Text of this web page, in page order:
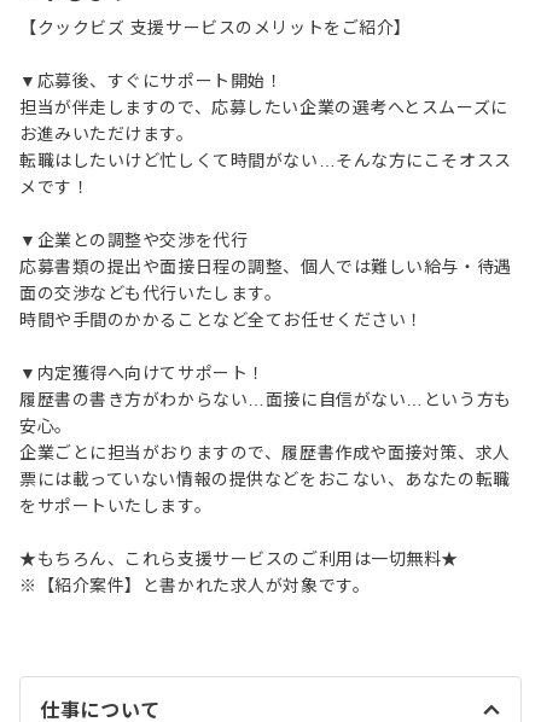
【クックビズ 支援サービスのメリットをご紹介】
▼応募後、すぐにサポート開始！
担当が伴走しますので、応募したい企業の選考へとスムーズに
お進みいただけます。
転職はしたいけど忙しくて時間がない…そんな方にこそオスス
メです！
▼企業との調整や交渉を代行
応募書類の提出や面接日程の調整、個人では難しい給与・待遇
面の交渉なども代行いたします。
時間や手間のかかることなど全てお任せください！
▼内定獲得へ向けてサポート！
履歴書の書き方がわからない…面接に自信がない…という方も
安心。
企業ごとに担当がおりますので、履歴書作成や面接対策、求人
票には載っていない情報の提供などをおこない、あなたの転職
をサポートいたします。
★もちろん、これら支援サービスのご利用は一切無料★
※【紹介案件】と書かれた求人が対象です。
仕事について